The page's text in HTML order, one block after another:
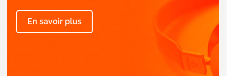
En savoir plus